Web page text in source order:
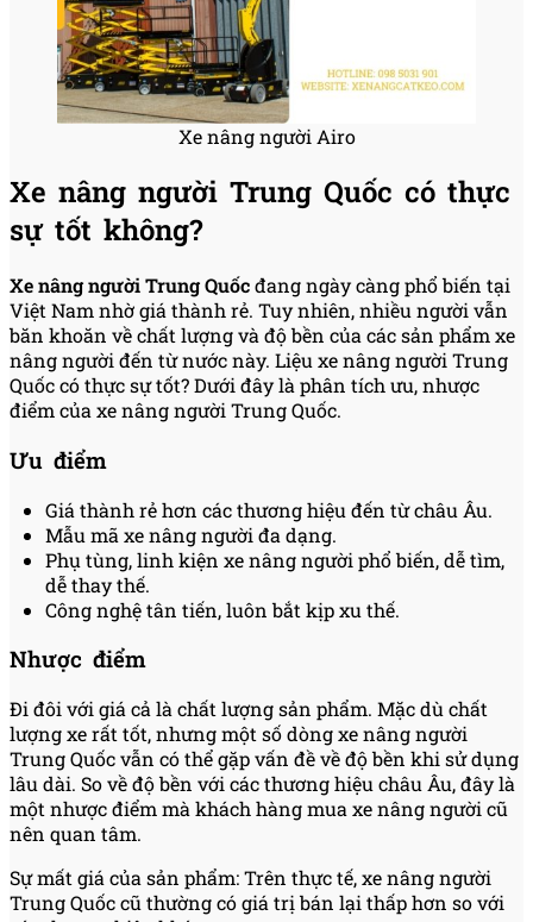
Xe nâng người Airo
Xe nâng người Trung Quốc có thực
sự tốt không?
Xe nâng người Trung Quốcđang ngày càng phổ biến tại
Việt Nam nhờ giá thành rẻ. Tuy nhiên, nhiều người vẫn
băn khoăn về chất lượng và độ bền của các sản phẩm xe
nâng người đến từ nước này. Liệu xe nâng người Trung
Quốc có thực sự tốt? Dưới đây là phân tích ưu, nhược
điểm của xe nâng người Trung Quốc.
Ưu điểm
Giá thành rẻ hơn các thương hiệu đến từ châu Âu.
Mẫu mã xe nâng người đa dạng.
Phụ tùng, linh kiện xe nâng người phổ biến, dễ tìm,
dễ thay thế.
Công nghệ tân tiến, luôn bắt kịp xu thế.
Nhược điểm
Đi đôi với giá cả là chất lượng sản phẩm. Mặc dù chất
lượng xe rất tốt, nhưng một số dòng xe nâng người
Trung Quốc vẫn có thể gặp vấn đề về độ bền khi sử dụng
lâu dài. So về độ bền với các thương hiệu châu Âu, đây là
một nhược điểm mà khách hàng mua xe nâng người cũ
nên quan tâm.
Sự mất giá của sản phẩm: Trên thực tế, xe nâng người
Trung Quốc cũ thường có giá trị bán lại thấp hơn so với